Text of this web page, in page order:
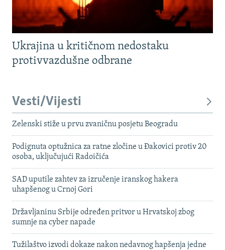
Ukrajina u kritičnom nedostaku
protivvazdušne odbrane
Vesti/Vijesti
Zelenski stiže u prvu zvaničnu posjetu Beogradu
Podignuta optužnica za ratne zločine u Đakovici protiv 20
osoba, uključujući Radoičića
SAD uputile zahtev za izručenje iranskog hakera
uhapšenog u Crnoj Gori
Državljaninu Srbije određen pritvor u Hrvatskoj zbog
sumnje na cyber napade
Tužilaštvo izvodi dokaze nakon nedavnog hapšenja jedne